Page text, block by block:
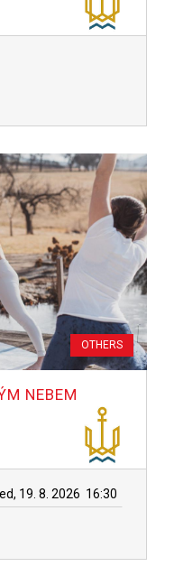
OTHERS
NEBEM
19. 8. 2026 16:30